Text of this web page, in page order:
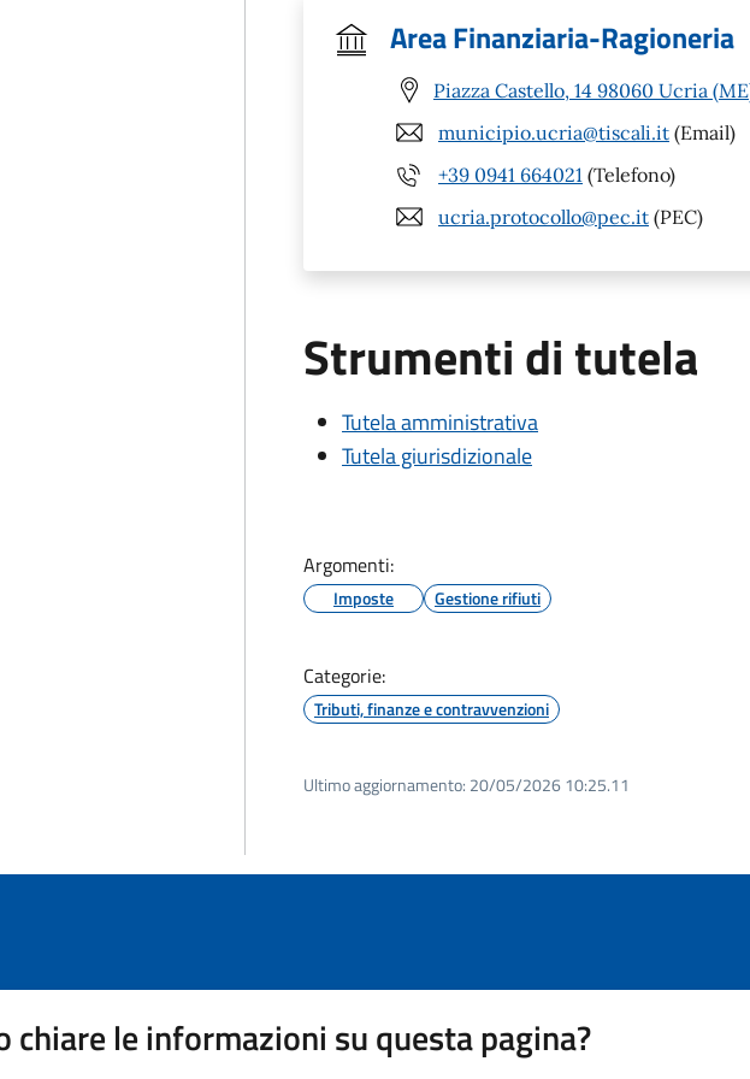
Area Finanziaria-Ragioneria
Piazza Castello, 14 98060 Ucria
municipio.ucria@tiscali.it (Email)
+39 0941 664021 (Telefono)
ucria.protocollo@pec.it (PEC)
Strumenti di tutela
Tutela amministrativa
Tutela giurisdizionale
Argomenti:
Imposte Gestione rifiuti
Categorie:
Tributi, finanze e contravvenzioni
Ultimo aggiornamento: 20/05/2026 10:25.11
chiare le informazioni su questa pagina?